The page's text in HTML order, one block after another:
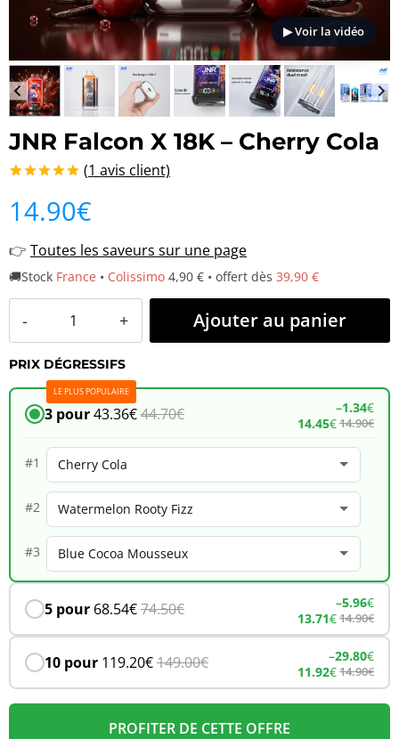
▶ Voir la vidéo
JNR Falcon X 18K – Cherry Cola
sur 5 basé
surnotation
(1 avis client)
14.90€
👉 Toutes les saveurs sur une page
🚚Stock France • Colissimo 4,90 € • offert dès 39,90 €
de
JNR
Falcon
18K
Cherry
Ajouter au panier
PRIX DÉGRESSIFS
LE PLUS POPULAIRE
3 pour43.36€44.70€ –1.34€
14.45€14.90€
#1
#2
#3
5 pour 68.54€74.50€ –5.96€
13.71€14.90€
10 pour 119.20€149.00€ –29.80€
11.92€14.90€
PROFITER DE CETTE OFFRE